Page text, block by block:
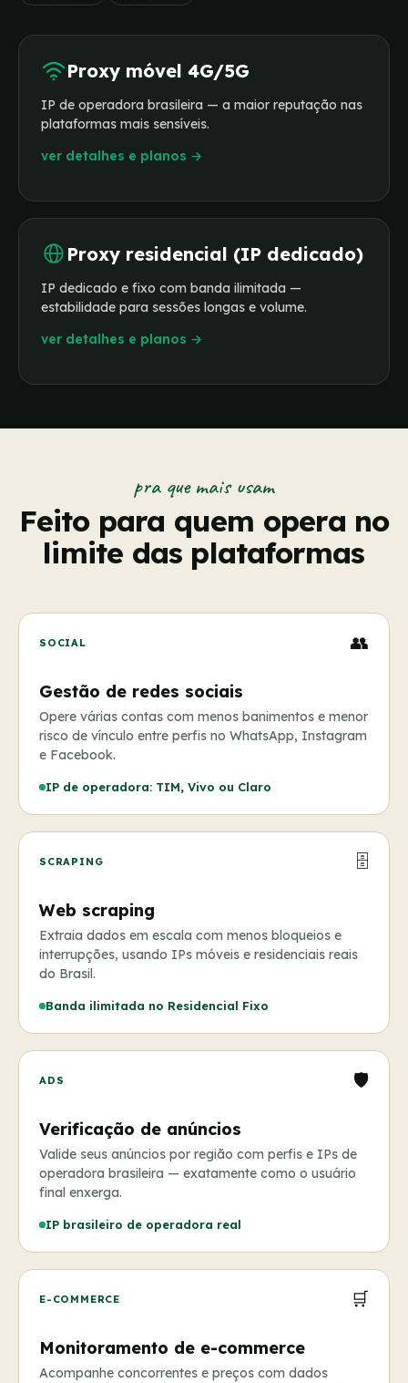
Proxy móvel 4G/5G
IP de operadora brasileira — a maior reputação nas
plataformas mais sensíveis.
ver detalhes e planos →
Proxy residencial (IP dedicado)
IP dedicado e fixo com banda ilimitada —
estabilidade para sessões longas e volume.
ver detalhes e planos →
pra que mais usam
Feito para quem opera no
limite das plataformas
SOCIAL 👥
Gestão de redes sociais
Opere várias contas com menos banimentos e menor
risco de vínculo entre perfis no WhatsApp, Instagram
e Facebook.
IP de operadora: TIM, Vivo ou Claro
SCRAPING 🗄️
Web scraping
Extraia dados em escala com menos bloqueios e
interrupções, usando IPs móveis e residenciais reais
do Brasil.
Banda ilimitada no Residencial Fixo
ADS 🛡️
Verificação de anúncios
Valide seus anúncios por região com perfis e IPs de
operadora brasileira — exatamente como o usuário
final enxerga.
IP brasileiro de operadora real
E-COMMERCE 🛒
Monitoramento de e-commerce
Acompanhe concorrentes e preços com dados